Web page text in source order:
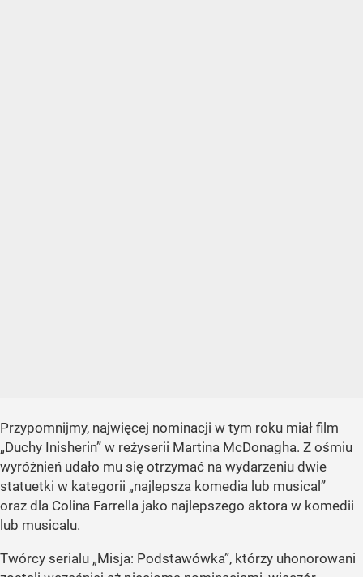
Przypomnijmy, najwięcej nominacji w tym roku miał film
„Duchy Inisherin” w reżyserii Martina McDonagha. Z ośmiu
wyróżnień udało mu się otrzymać na wydarzeniu dwie
statuetki w kategorii „najlepsza komedia lub musical”
oraz dla Colina Farrella jako najlepszego aktora w komedii
lub musicalu.
Twórcy serialu „Misja: Podstawówka”, którzy uhonorowani